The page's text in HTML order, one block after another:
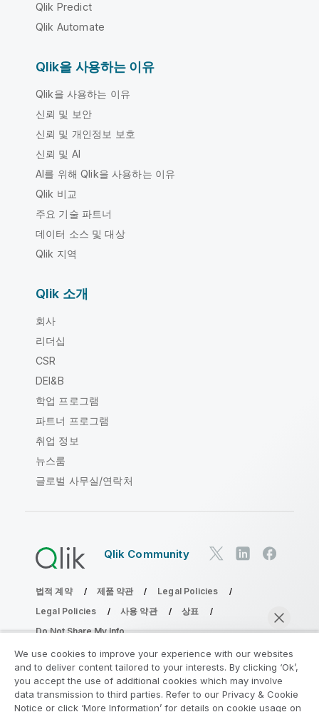
Qlik Predict
Qlik Automate
Qlik을 사용하는 이유
Qlik을 사용하는 이유
신뢰 및 보안
신뢰 및 개인정보 보호
신뢰 및 AI
AI를 위해 Qlik을 사용하는 이유
Qlik 비교
주요 기술 파트너
데이터 소스 및 대상
Qlik 지역
Qlik 소개
회사
리더십
CSR
DEI&B
학업 프로그램
파트너 프로그램
취업 정보
뉴스룸
글로벌 사무실/연락처
Qlik Community
법적 계약 제품 약관
Legal Policies
Legal Policies
사용 약관
상표
Do Not Share My Info
Copyright © 1993-2026 QlikTech International AB. 무단 전재
및 복제를 금합니다.
We use cookies to improve your experience with our websites
and to deliver content tailored to your interests. By clicking ‘Ok’,
you accept the use of additional cookies which may involve
data transmission to third parties. Refer to our Privacy & Cookie
Notice or click ‘More Information’ for details on cookie usage on